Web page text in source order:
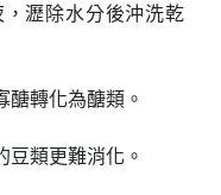
瀝除水分後沖洗乾
轉化為醣類。
類更難消化。